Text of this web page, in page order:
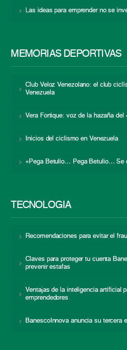
Las ideas para emprender no se
MEMORIAS DEPORTIVAS
Club Veloz Venezolano: el club
Venezuela
Vera Fortique: voz de la hazaña del
Inicios del ciclismo en Venezuela
«Pega Betulio… Pega Betulio… Se
TECNOLOGÍA
Recomendaciones para evitar el
Claves para proteger tu cuenta
prevenir estafas
Ventajas de la inteligencia artificial
emprendedores
BanescoInnova anuncia su tercera